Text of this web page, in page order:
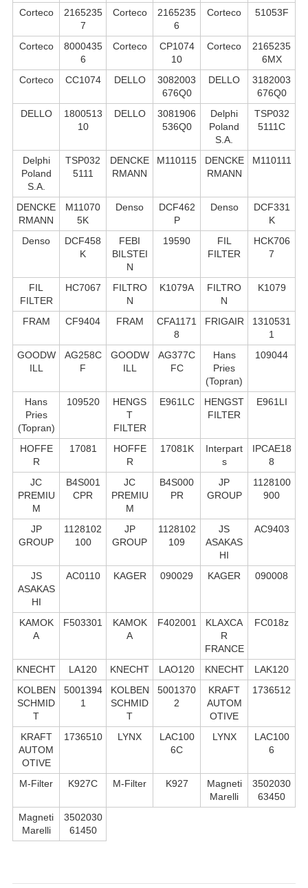
Corteco
2165235
7
Corteco
2165235
6
Corteco 51053F
Corteco
8000435
6
Corteco
CP1074
10
Corteco
2165235
6MX
Corteco
CC1074 DELLO
3082003
676Q0
DELLO
3182003
676Q0
DELLO
1800513
10
DELLO
3081906
536Q0
Delphi
Poland
S.А.
TSP032
5111C
Delphi
Poland
S.А.
TSP032
5111
DENCKE
RMANN
M110115
DENCKE
RMANN
M110111
DENCKE
RMANN
M11070
5K
Denso
DCF462
P
Denso
DCF331
K
Denso
DCF458
K
FEBI
BILSTEI
N
19590
FIL
FILTER
HCK706
7
FIL
FILTER
HC7067
FILTRO
N
K1079A
FILTRO
N
K1079
FRAM CF9404 FRAM
CFA1171
8
FRIGAIR
1310531
1
GOODW
ILL
AG258C
F
GOODW
ILL
AG377C
FC
Hans
Pries
(Topran)
109044
Hans
Pries
(Topran)
109520
HENGS
T
FILTER
E961LC
HENGST
FILTER
E961LI
HOFFE
R
17081
HOFFE
R
17081K
Interpart
s
IPCAE18
8
JC
PREMIU
M
B4S001
CPR
JC
PREMIU
M
B4S000
PR
JP
GROUP
1128100
900
JP
GROUP
1128102
100
JP
GROUP
1128102
109
JS
ASAKAS
HI
AC9403
JS
ASAKAS
HI
AC0110 KAGER 090029 KAGER 090008
KAMOK
A
F503301
KAMOK
A
F402001
KLAXCA
R
FRANCE
FC018z
KNECHT LA120 KNECHT LAO120 KNECHT
LAK120
KOLBEN
SCHMID
T
5001394
1
KOLBEN
SCHMID
T
5001370
2
KRAFT
AUTOM
OTIVE
1736512
KRAFT
AUTOM
OTIVE
1736510 LYNX
LAC100
6C
LYNX
LAC100
6
M-Filter K927C M-Filter K927
Magneti
Marelli
3502030
63450
Magneti
Marelli
3502030
61450